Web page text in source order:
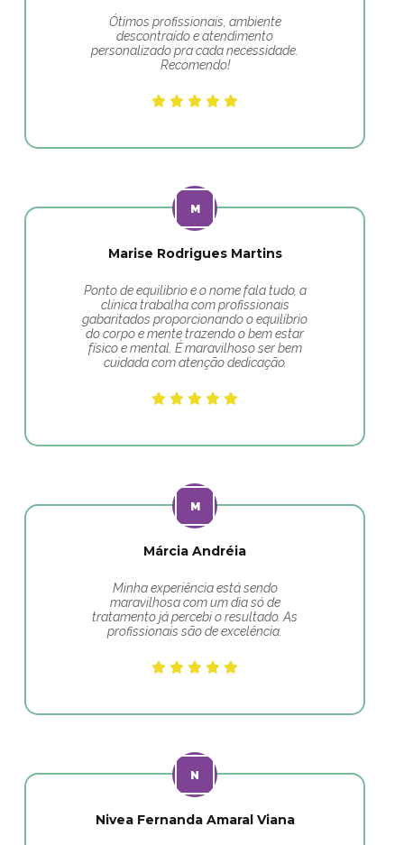
Ótimos profissionais, ambiente
descontraído e atendimento
personalizado pra cada necessidade.
Recomendo!
Marise Rodrigues Martins
Ponto de equilibrio e o nome fala tudo, a
clínica trabalha com profissionais
gabaritados proporcionando o equilíbrio
do corpo e mente trazendo o bem estar
físico e mental. É maravilhoso ser bem
cuidada com atenção dedicação.
Márcia Andréia
Minha experiência está sendo
maravilhosa com um dia só de
tratamento já percebi o resultado. As
profissionais são de excelência.
Nivea Fernanda Amaral Viana